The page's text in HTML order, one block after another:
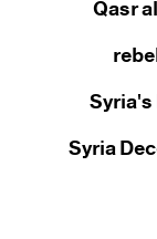
Qasr
Syria